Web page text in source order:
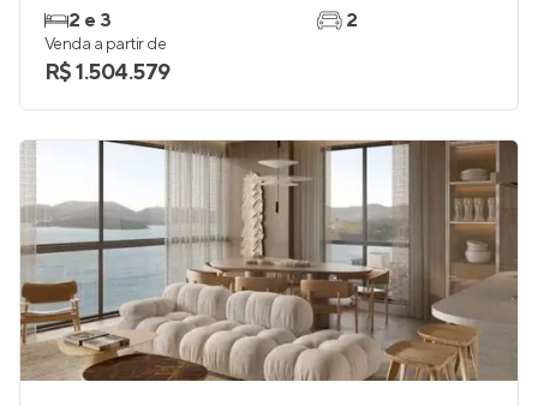
2 e 3
2
Venda a partir de
R$ 1.504.579